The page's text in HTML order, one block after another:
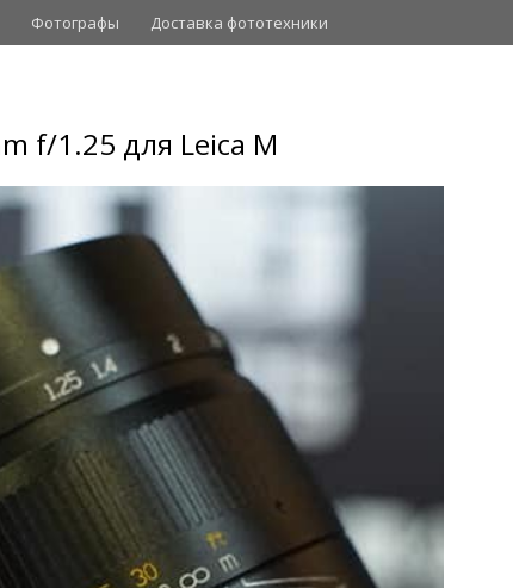
Фотографы Доставка фототехники
f/1.25 для Leica M